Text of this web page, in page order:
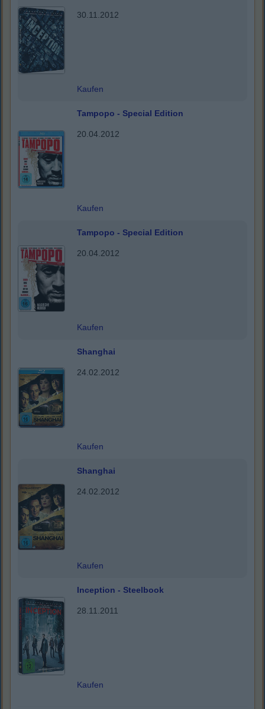
30.11.2012
Kaufen
Tampopo - Special Edition
20.04.2012
Kaufen
Tampopo - Special Edition
20.04.2012
Kaufen
Shanghai
24.02.2012
Kaufen
Shanghai
24.02.2012
Kaufen
Inception - Steelbook
28.11.2011
Kaufen